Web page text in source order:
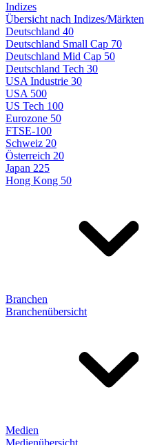
Indizes
Übersicht nach Indizes/Märkten
Deutschland 40
Deutschland Small Cap 70
Deutschland Mid Cap 50
Deutschland Tech 30
USA Industrie 30
USA 500
US Tech 100
Eurozone 50
FTSE-100
Schweiz 20
Österreich 20
Japan 225
Hong Kong 50
Branchen
Branchenübersicht
Medien
Medienübersicht